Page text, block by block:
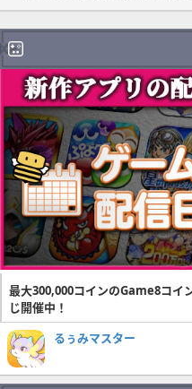
最大300,000コインのGame8コイ
じ開催中！
るぅみマスター